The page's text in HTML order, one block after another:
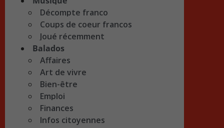
Décompte franco
Coups de coeur francos
Joué récemment
Balados
Affaires
Art de vivre
Bien-être
Emploi
Finances
Infos citoyennes